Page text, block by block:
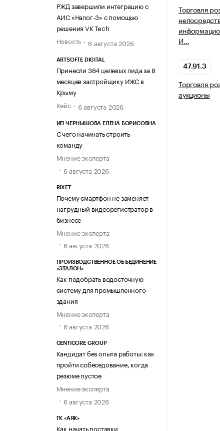
РЖД завершили интеграцию с
АИС «Налог-3» с помощью
решения VK Tech
Новость
6 августа 2026
ARTSOFTE DIGITAL
Принесли 364 целевых лида за 8
месяцев застройщику ИЖС в
Крыму
Кейс
6 августа 2026
ИП ЧЕРНЫШОВА ЕЛЕНА БОРИСОВНА
С чего начинать строить
команду
Мнение эксперта
6 августа 2026
RIXET
Почему смартфон не заменяет
нагрудный видеорегистратор в
бизнесе
Мнение эксперта
6 августа 2026
ПРОИЗВОДСТВЕННОЕ ОБЪЕДИНЕНИЕ
«ЭТАЛОН»
Как подобрать водосточную
систему для промышленного
здания
Мнение эксперта
6 августа 2026
CENTICORE GROUP
Кандидат без опыта работы: как
пройти собеседование, когда
резюме пустое
Мнение эксперта
6 августа 2026
ГК «АЯК»
Как начать поставки
Торговля
И…
47.91.3
Торговля
аукционы